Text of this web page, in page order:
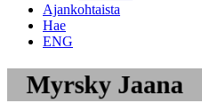
Ajankohtaista
Hae
ENG
Myrsky Jaana